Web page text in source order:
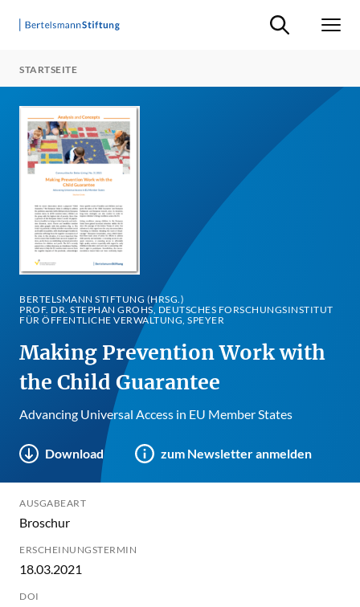
Suche ein-/
STARTSEITE
BERTELSMANN STIFTUNG (HRSG.)
PROF. DR. STEPHAN GROHS, DEUTSCHES FORSCHUNGSINSTITUT
FÜR ÖFFENTLICHE VERWALTUNG, SPEYER
Making Prevention Work with
the Child Guarantee
Advancing Universal Access in EU Member States
Download zum Newsletter anmelden
AUSGABEART
Broschur
ERSCHEINUNGSTERMIN
18.03.2021
DOI